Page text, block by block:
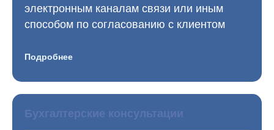
электронным каналам связи или иным
способом по согласованию с клиентом
Подробнее
Бухгалтерские консультации